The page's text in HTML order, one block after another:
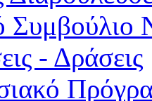
Συμβούλιο
- Δράσεις